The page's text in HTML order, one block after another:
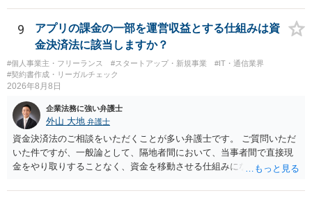
9
アプリの課金の一部を運営収益とする仕組みは資
金決済法に該当しますか？
#個人事業主・フリーランス #スタートアップ・新規事業
#IT・通信業界
#契約書作成・リーガルチェック
2026年8月8日
企業法務に強い弁護士
外山 大地 弁護士
資金決済法のご相談をいただくことが多い弁護士です。 ご質問いただ
いた件ですが、一般論として、隔地者間において、当事者間で直接現
金をやり取りすることなく、資金を移動させる仕組みになりますの
も、為替取引に該当し得る場合であっても、いわゆる収納代行とし